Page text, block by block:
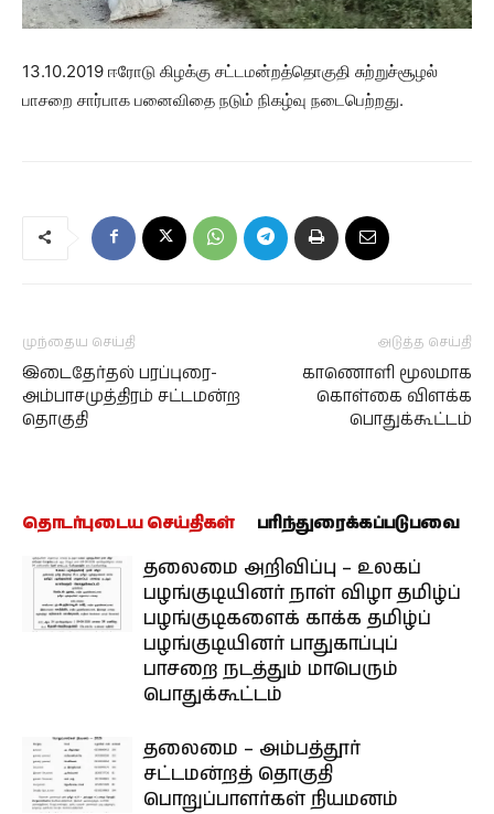
13.10.2019 ஈரோடு கிழக்கு சட்டமன்றத்தொகுதி சுற்றுச்சூழல்
பாசறை சார்பாக பனைவிதை நடும் நிகழ்வு நடைபெற்றது.
முந்தைய செய்தி
இடைதேர்தல் பரப்புரை-
அம்பாசமுத்திரம் சட்டமன்ற
தொகுதி
அடுத்த செய்தி
காணொளி மூலமாக
கொள்கை விளக்க
பொதுக்கூட்டம்
தொடர்புடைய செய்திகள் பரிந்துரைக்கப்படுபவை
தலைமை அறிவிப்பு – உலகப்
பழங்குடியினர் நாள் விழா தமிழ்ப்
பழங்குடிகளைக் காக்க தமிழ்ப்
பழங்குடியினர் பாதுகாப்புப்
பாசறை நடத்தும் மாபெரும்
பொதுக்கூட்டம்
தலைமை – அம்பத்தூர்
சட்டமன்றத் தொகுதி
பொறுப்பாளர்கள் நியமனம்